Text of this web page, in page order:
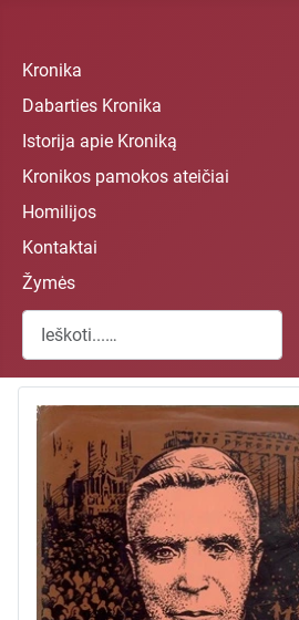
Kronika
Dabarties Kronika
Istorija apie Kroniką
Kronikos pamokos ateičiai
Homilijos
Kontaktai
Žymės
Paieška